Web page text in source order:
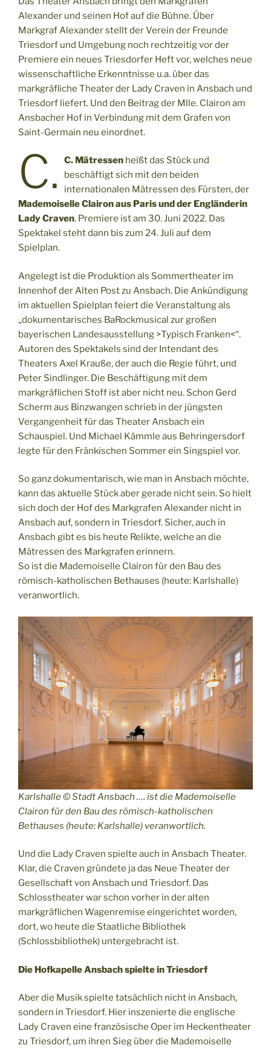
Alexander und seinen Hof auf die Bühne. Über
Markgraf Alexander stellt der Verein der Freunde
Triesdorf und Umgebung noch rechtzeitig vor der
Premiere ein neues Triesdorfer Heft vor, welches neue
wissenschaftliche Erkenntnisse u.a. über das
markgräfliche Theater der Lady Craven in Ansbach und
Triesdorf liefert. Und den Beitrag der Mlle. Clairon am
Ansbacher Hof in Verbindung mit dem Grafen von
Saint-Germain neu einordnet.
C. C. Mätressenheißt das Stück und
beschäftigt sich mit den beiden
internationalen Mätressen des Fürsten, der
Mademoiselle Clairon aus Paris und der Engländerin
Lady Craven. Premiere ist am 30. Juni 2022. Das
Spektakel steht dann bis zum 24. Juli auf dem
Spielplan.
Angelegt ist die Produktion als Sommertheater im
Innenhof der Alten Post zu Ansbach. Die Ankündigung
im aktuellen Spielplan feiert die Veranstaltung als
„dokumentarisches BaRockmusical zur großen
bayerischen Landesausstellung >Typisch Franken<“.
Autoren des Spektakels sind der Intendant des
Theaters Axel Krauße, der auch die Regie führt, und
Peter Sindlinger. Die Beschäftigung mit dem
markgräflichen Stoff ist aber nicht neu. Schon Gerd
Scherm aus Binzwangen schrieb in der jüngsten
Vergangenheit für das Theater Ansbach ein
Schauspiel. Und Michael Kämmle aus Behringersdorf
legte für den Fränkischen Sommer ein Singspiel vor.
So ganz dokumentarisch, wie man in Ansbach möchte,
kann das aktuelle Stück aber gerade nicht sein. So hielt
sich doch der Hof des Markgrafen Alexander nicht in
Ansbach auf, sondern in Triesdorf. Sicher, auch in
Ansbach gibt es bis heute Relikte, welche an die
Mätressen des Markgrafen erinnern.
So ist die Mademoiselle Clairon für den Bau des
römisch-katholischen Bethauses (heute: Karlshalle)
veranwortlich.
Karlshalle © Stadt Ansbach …. ist die Mademoiselle
Clairon für den Bau des römisch-katholischen
Bethauses (heute: Karlshalle) veranwortlich.
Und die Lady Craven spielte auch in Ansbach Theater.
Klar, die Craven gründete ja das Neue Theater der
Gesellschaft von Ansbach und Triesdorf. Das
Schlosstheater war schon vorher in der alten
markgräflichen Wagenremise eingerichtet worden,
dort, wo heute die Staatliche Bibliothek
(Schlossbibliothek) untergebracht ist.
Die Hofkapelle Ansbach spielte in Triesdorf
Aber die Musik spielte tatsächlich nicht in Ansbach,
sondern in Triesdorf. Hier inszenierte die englische
Lady Craven eine französische Oper im Heckentheater
zu Triesdorf, um ihren Sieg über die Mademoiselle